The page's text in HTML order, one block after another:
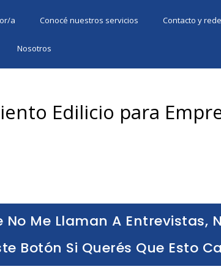
a Conocé nuestros servicios Contacto y
Nosotros
Edilicio para
No Me Llaman A Entrevistas,
Botón Si Querés Que Esto